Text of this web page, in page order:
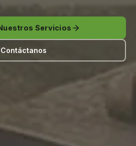
Servicios
Contáctanos